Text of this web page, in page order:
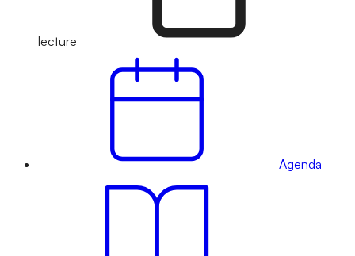
lecture
Agenda